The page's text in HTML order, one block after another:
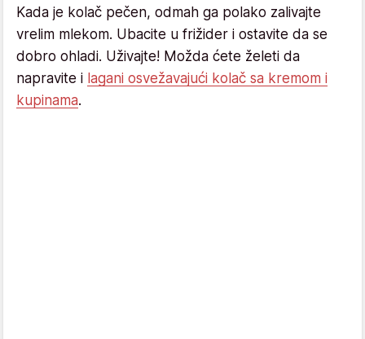
Kada je kolač pečen, odmah ga polako zalivajte
vrelim mlekom. Ubacite u frižider i ostavite da se
dobro ohladi. Uživajte! Možda ćete želeti da
napravite i lagani osvežavajući kolač sa kremom i
kupinama.